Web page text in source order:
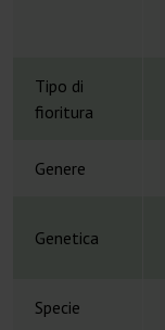
Tipo di
fioritura
Genere
Genetica
Specie